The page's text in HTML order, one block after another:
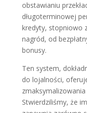
obstawianiu
długoterminowej
kredyty, stopniowo
nagród, od
bonusy.
Ten system,
do lojalności,
Stwierdziliśmy, że